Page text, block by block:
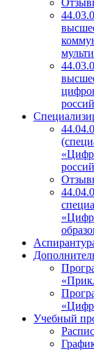
Учебный